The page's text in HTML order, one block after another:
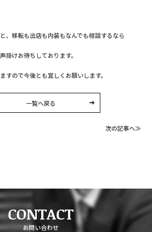
、移転も出店も内装もなんでも相談するなら
掛けお待ちしております。
すので今後とも宜しくお願いします。
一覧へ戻る
次の記事へ≫
CONTACT
お問い合わせ